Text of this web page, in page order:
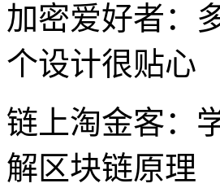
加密爱好者：
个设计很贴心
链上淘金客：
解区块链原理